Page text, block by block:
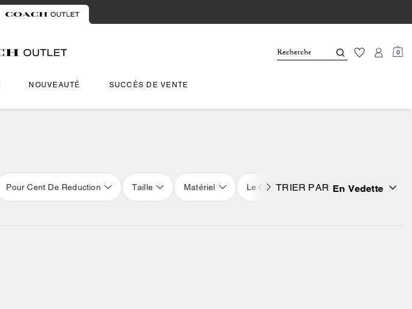
0
NOUVEAUTÉ SUCCÈS DE VENTE
Pour Cent De Reduction Taille Matériel Le Genre Famille
TRIER PAR En Vedette